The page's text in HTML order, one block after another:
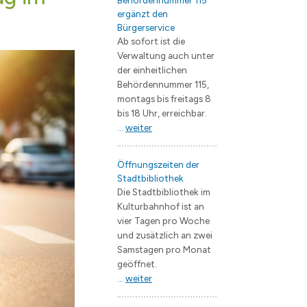
Jugendarbeit / Streetwork
Hohen Neuendorf
Borgsdorf
Bergfelde
Bergerac
Fürstenau
Janów Podlaski
Müllheim im Markgräflerland
Lärmaktionsplan
Entwicklungskonzepte
Forschungsprojekt KWP
Quartierskonzept
EB Wohnungswirtschaft
Starkregengefährdungskarte
Branchenverzeichnis
Wirtschaftsförderung
ergänzt den
Bürgerservice
Ab sofort ist die
Verwaltung auch unter
der einheitlichen
Behördennummer 115,
montags bis freitags 8
bis 18 Uhr, erreichbar.
weiter
Öffnungszeiten der
Stadtbibliothek
Die Stadtbibliothek im
Kulturbahnhof ist an
vier Tagen pro Woche
und zusätzlich an zwei
Samstagen pro Monat
geöffnet.
weiter